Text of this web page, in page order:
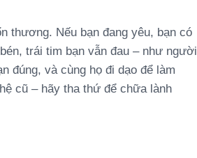
thương. Nếu bạn đang yêu, bạn có
trái tim bạn vẫn đau – như người
đúng, và cùng họ đi dạo để làm
cũ – hãy tha thứ để chữa lành